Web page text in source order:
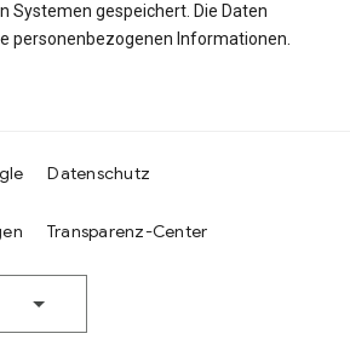
Systemen gespeichert. Die Daten
personenbezogenen Informationen.
Datenschutz
Transparenz-Center